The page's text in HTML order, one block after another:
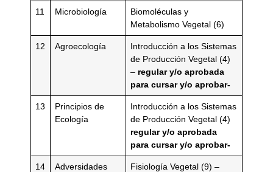
11 Microbiología
Biomoléculas y
Metabolismo Vegetal (6)
12 Agroecología
Introducción a los Sistemas
de Producción Vegetal (4)
– regular y/o aprobada
para cursar y/o aprobar-
13
Principios de
Ecología
Introducción a los Sistemas
de Producción Vegetal (4)
regular y/o aprobada
para cursar y/o aprobar-
14 Adversidades Fisiología Vegetal (9) –